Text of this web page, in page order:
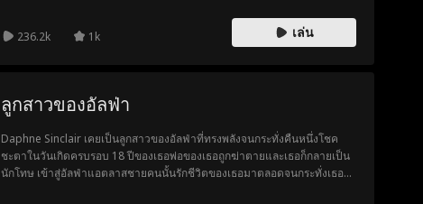
236.2k 1k เล่น
ลูกสาวของอัลฟ่า
Daphne Sinclair เคยเป็นลูกสาวของอัลฟ่าที่ทรงพลังจนกระทั่งคืนหนึ่งโชค
ชะตาในวันเกิดครบรอบ 18 ปีของเธอพ่อของเธอถูกฆ่าตายและเธอก็กลายเป็น
นักโทษ เข้าสู่อัลฟ่าแอตลาสชายคนนั้นรักชีวิตของเธอมาตลอดจนกระทั่งเธอรู้